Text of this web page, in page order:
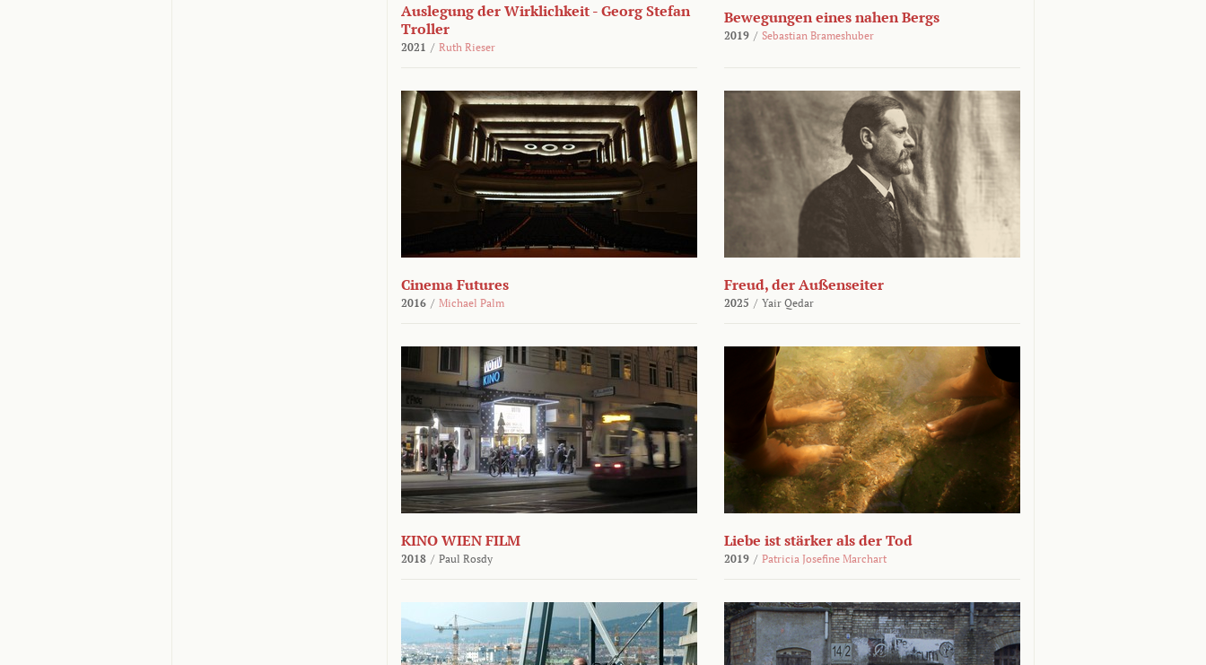
Auslegung der Wirklichkeit - Georg Stefan
Troller
2021 / Ruth Rieser
Bewegungen eines nahen Bergs
2019 / Sebastian Brameshuber
Cinema Futures
2016 / Michael Palm
Freud, der Außenseiter
2025 / Yair Qedar
KINO WIEN FILM
2018 / Paul Rosdy
Liebe ist stärker als der Tod
2019 / Patricia Josefine Marchart